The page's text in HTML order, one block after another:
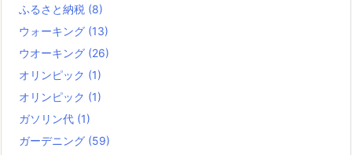
ふるさと納税 (8)
ウォーキング (13)
ウオーキング (26)
オリンピック (1)
オリンピック (1)
ガソリン代 (1)
ガーデニング (59)